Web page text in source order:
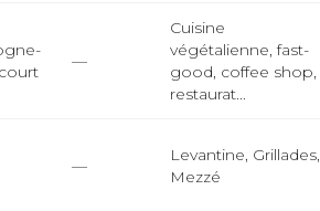
—
Cuisine
végétalienne, fast-
good, coffee shop,
restaurat...
—
Levantine, Grillades,
Mezzé